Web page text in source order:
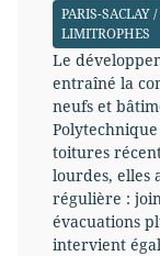
PARIS-SACLAY
LIMITROPHES
Le
entraîné la
neufs et
toitures
lourdes, elles
régulière :
évacuations
intervient